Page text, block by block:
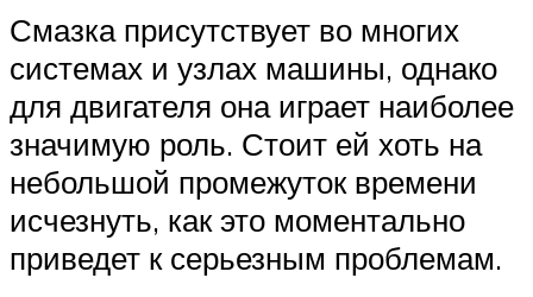
Смазка присутствует во многих
системах и узлах машины, однако
для двигателя она играет наиболее
значимую роль. Стоит ей хоть на
небольшой промежуток времени
исчезнуть, как это моментально
приведет к серьезным проблемам.